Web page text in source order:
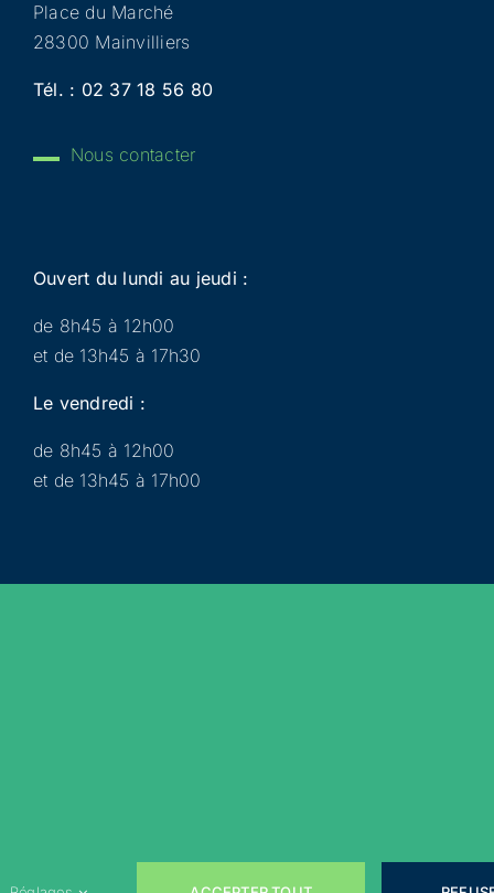
Place du Marché
28300 Mainvilliers
Tél. : 02 37 18 56 80
Nous contacter
Ouvert du lundi au jeudi :
de 8h45 à 12h00
et de 13h45 à 17h30
Le vendredi :
de 8h45 à 12h00
et de 13h45 à 17h00